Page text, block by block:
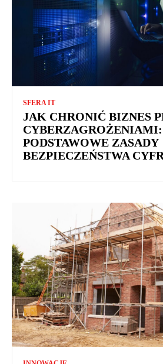
SFERA IT
JAK CHRONIĆ BIZNES
CYBERZAGROŻENIAMI:
PODSTAWOWE ZASADY
BEZPIECZEŃSTWA